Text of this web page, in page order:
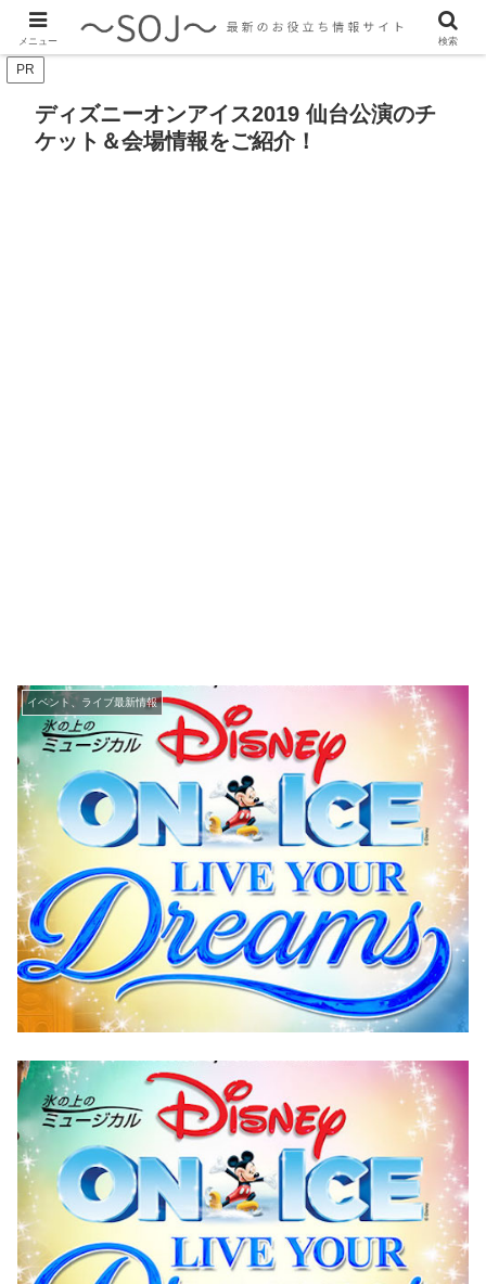
最新のトレンド情報、生活に役立つ情報をご紹介します
PR
ディズニーオンアイス2019 仙台公演のチ
ケット＆会場情報をご紹介！
イベント、ライブ最新情報
メニュー 検索